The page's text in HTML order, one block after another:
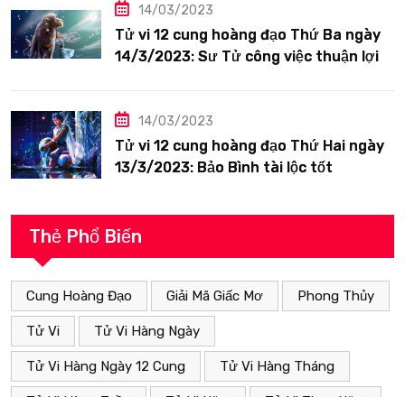
14/03/2023
Tử vi 12 cung hoàng đạo Thứ Ba ngày
14/3/2023: Sư Tử công việc thuận lợi
14/03/2023
Tử vi 12 cung hoàng đạo Thứ Hai ngày
13/3/2023: Bảo Bình tài lộc tốt
Thẻ Phổ Biến
Cung Hoàng Đạo Giải Mã Giấc Mơ Phong Thủy
Tử Vi Tử Vi Hàng Ngày
Tử Vi Hàng Ngày 12 Cung Tử Vi Hàng Tháng